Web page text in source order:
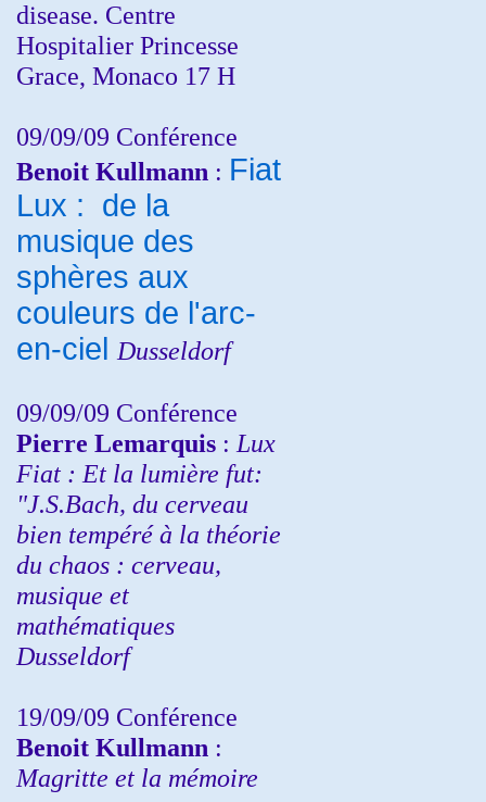
disease. Centre
Hospitalier Princesse
Grace, Monaco 17 H
09/09/09 Conférence
Benoit Kullmann : Fiat
Lux : de la
musique des
sphères aux
couleurs de l'arc-
en-ciel Dusseldorf
09/09/09 Conférence
Pierre Lemarquis : Lux
Fiat : Et la lumière fut:
"J.S.Bach, du cerveau
bien tempéré à la théorie
du chaos : cerveau,
musique et
mathématiques
Dusseldorf
19/09/09 Conférence
Benoit Kullmann :
Magritte et la mémoire